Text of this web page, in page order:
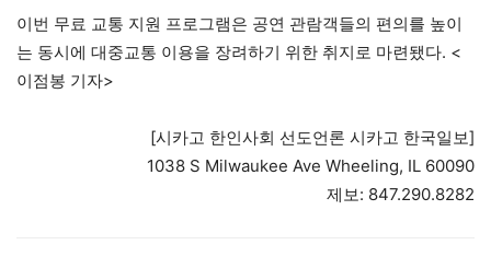
이번 무료 교통 지원 프로그램은 공연 관람객들의 편의를 높이
는 동시에 대중교통 이용을 장려하기 위한 취지로 마련됐다. <
이점봉 기자>
[시카고 한인사회 선도언론 시카고 한국일보]
1038 S Milwaukee Ave Wheeling, IL 60090
제보: 847.290.8282